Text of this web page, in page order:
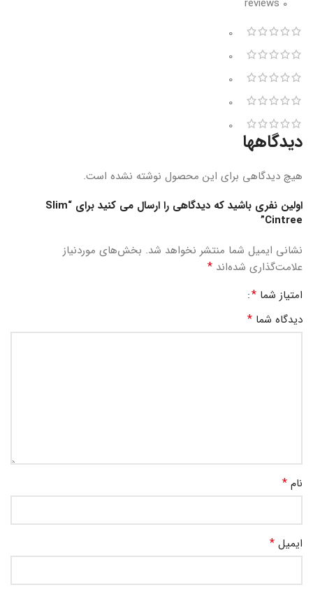
0
0
0
0
0
دیدگاهها
هیچ دیدگاهی برای این محصول نوشته نشده است.
اولین نفری باشید که دیدگاهی را ارسال می کنید برای “Slim
Cintree”
نشانی ایمیل شما منتشر نخواهد شد. بخش‌های موردنیاز
علامت‌گذاری شده‌اند *
امتیاز شما *
دیدگاه شما *
نام *
ایمیل *